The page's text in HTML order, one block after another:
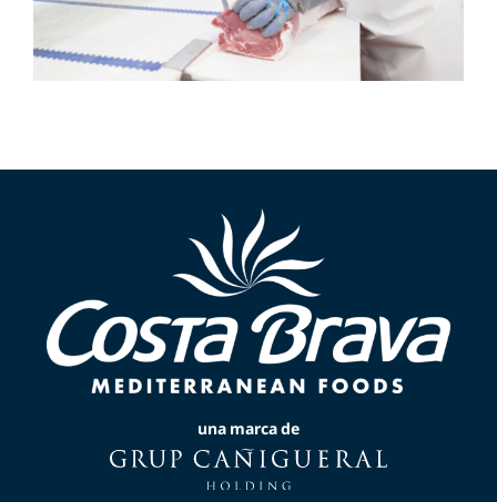
una marca de